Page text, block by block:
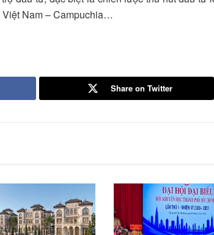
Việt Nam – Campuchia…
Share on Twitter